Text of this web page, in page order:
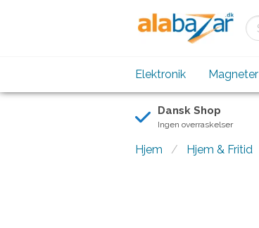
Elektronik Magneter
Dansk Shop
Ingen overraskelser
Hjem Hjem & Fritid